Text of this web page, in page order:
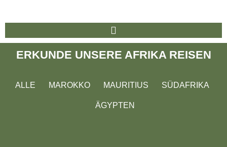
ERKUNDE UNSERE AFRIKA REISEN
ALLE MAROKKO MAURITIUS SÜDAFRIKA
ÄGYPTEN